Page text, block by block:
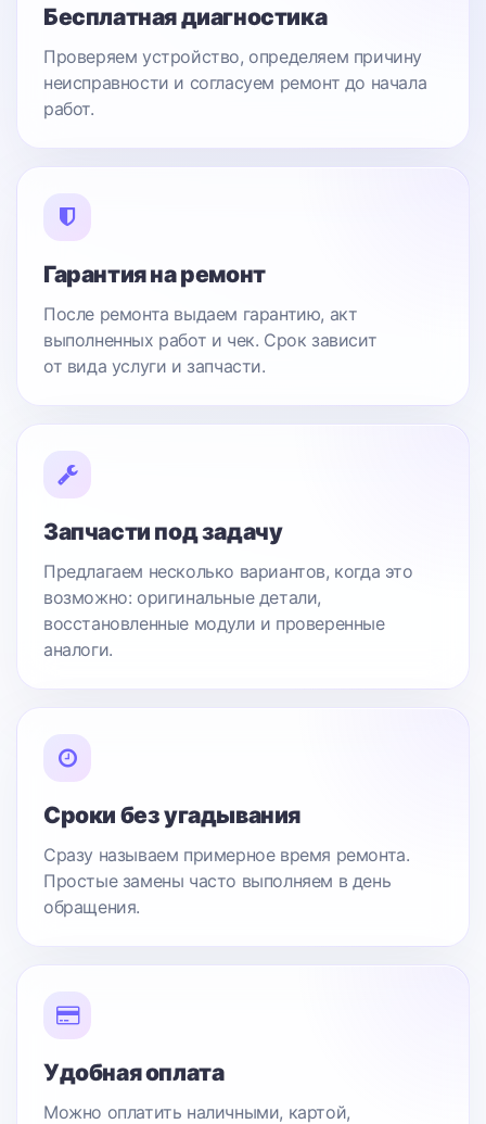
Бесплатная диагностика
Проверяем устройство, определяем причину
неисправности и согласуем ремонт до начала
работ.
Гарантия на ремонт
После ремонта выдаем гарантию, акт
выполненных работ и чек. Срок зависит
от вида услуги и запчасти.
Запчасти под задачу
Предлагаем несколько вариантов, когда это
возможно: оригинальные детали,
восстановленные модули и проверенные
аналоги.
Сроки без угадывания
Сразу называем примерное время ремонта.
Простые замены часто выполняем в день
обращения.
Удобная оплата
Можно оплатить наличными, картой,